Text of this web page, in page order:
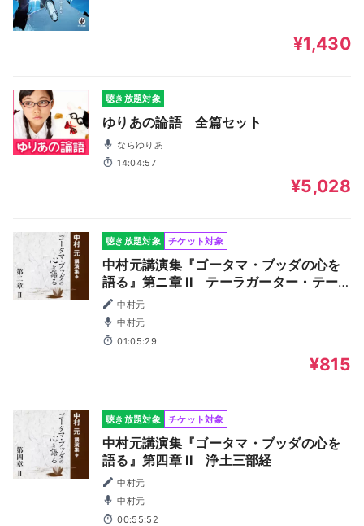
¥1,430
聴き放題対象
ゆりあの論語 全篇セット
ならゆりあ
14:04:57
¥5,028
聴き放題対象 チケット対象
中村元講演集『ゴータマ・ブッダの心を
語る』第ニ章 II テーラガーター・テー
リーガーター ―仏弟子の告白・尼僧の告
白―
中村元
中村元
01:05:29
¥815
聴き放題対象 チケット対象
中村元講演集『ゴータマ・ブッダの心を
語る』第四章 II 浄土三部経
中村元
中村元
00:55:52